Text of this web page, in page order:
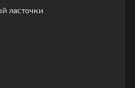
ласточки